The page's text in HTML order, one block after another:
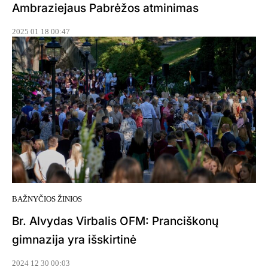
Ambraziejaus Pabrėžos atminimas
2025 01 18 00:47
BAŽNYČIOS ŽINIOS
Br. Alvydas Virbalis OFM: Pranciškonų
gimnazija yra išskirtinė
2024 12 30 00:03